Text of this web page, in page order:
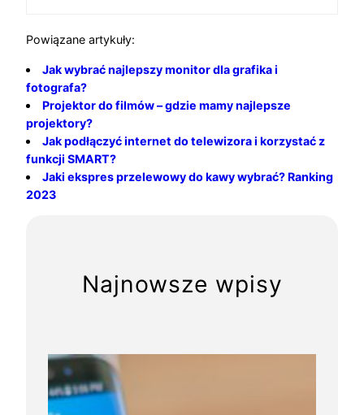
Powiązane artykuły:
Jak wybrać najlepszy monitor dla grafika i
fotografa?
Projektor do filmów – gdzie mamy najlepsze
projektory?
Jak podłączyć internet do telewizora i korzystać z
funkcji SMART?
Jaki ekspres przelewowy do kawy wybrać? Ranking
2023
Najnowsze wpisy